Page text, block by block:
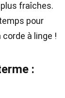
fraîches.
pour
à linge !
: